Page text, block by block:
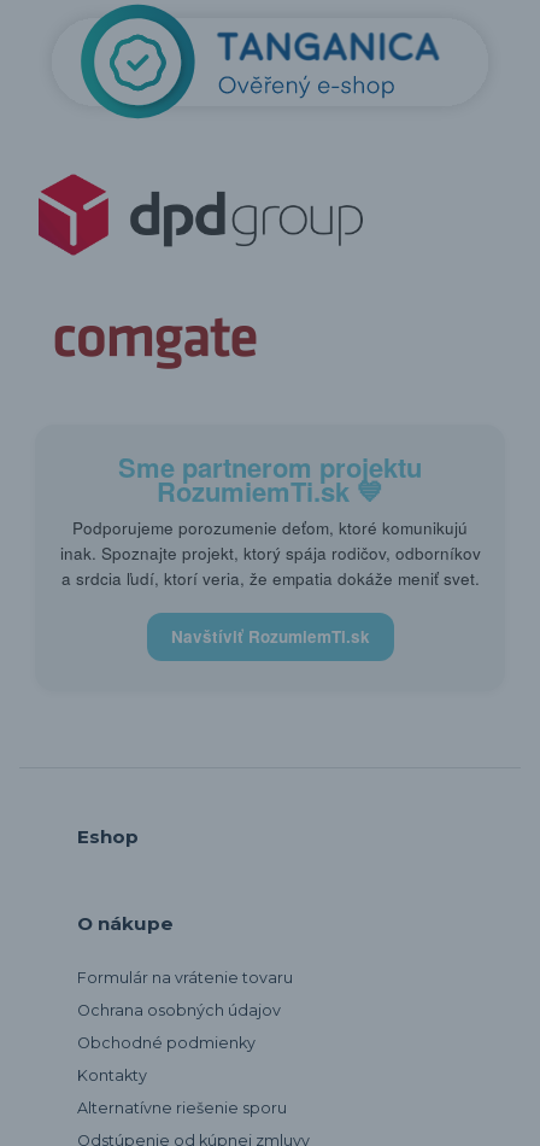
Sme partnerom projektu
RozumiemTi.sk 💙
Podporujeme porozumenie deťom, ktoré komunikujú
inak. Spoznajte projekt, ktorý spája rodičov, odborníkov
a srdcia ľudí, ktorí veria, že empatia dokáže meniť svet.
Navštíviť RozumiemTi.sk
Eshop
O nákupe
Formulár na vrátenie tovaru
Ochrana osobných údajov
Obchodné podmienky
Kontakty
Alternatívne riešenie sporu
Odstúpenie od kúpnej zmluvy